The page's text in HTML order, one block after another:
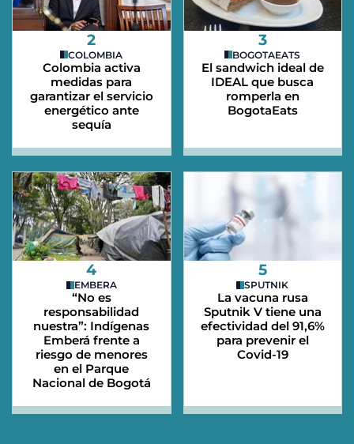
2
COLOMBIA
Colombia activa
medidas para
garantizar el servicio
energético ante
sequía
3
BOGOTAEATS
El sandwich ideal de
IDEAL que busca
romperla en
BogotaEats
4
EMBERA
“No es
responsabilidad
nuestra”: Indígenas
Emberá frente a
riesgo de menores
en el Parque
Nacional de Bogotá
5
SPUTNIK
La vacuna rusa
Sputnik V tiene una
efectividad del 91,6%
para prevenir el
Covid-19